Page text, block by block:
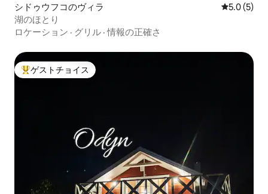
シドゥウフコのヴィラ レビュー5
5.0 (5)
湖のほとり
ロケーション · グリル ·情報の正確さ
大好評のゲストチョイスです。
ゲストチョイス